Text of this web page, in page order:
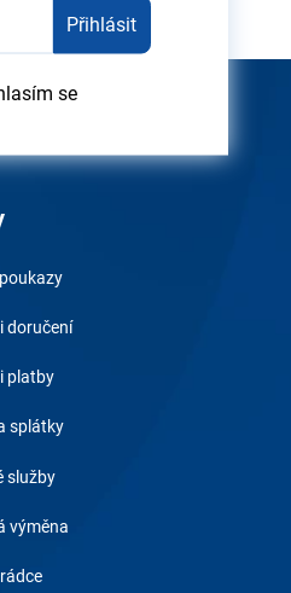
Přihlásit
se
doručení
platby
splátky
služby
výměna